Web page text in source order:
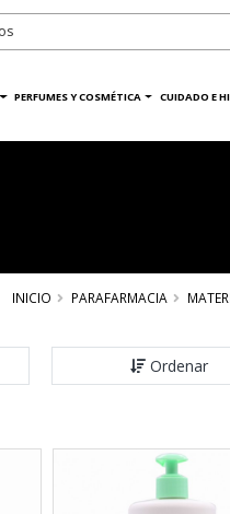
PERFUMES Y COSMÉTICA CUIDADO E
INICIO PARAFARMACIA
Ordenar